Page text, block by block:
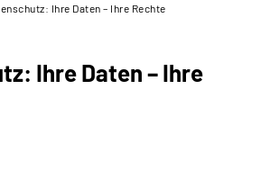
Ihre Daten – Ihre Rechte
Ihre Daten – Ihre